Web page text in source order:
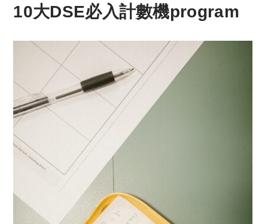
10大DSE必入計數機program